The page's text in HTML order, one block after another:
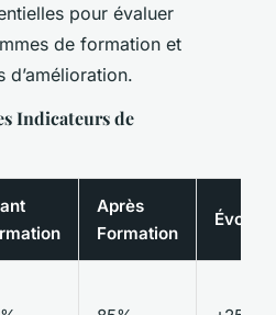
pour évaluer
de formation et
d’amélioration.
Indicateurs de
Après
Formation